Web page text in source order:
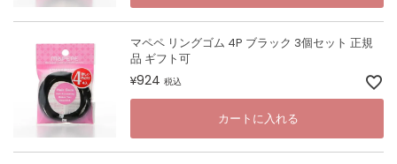
マペペ リングゴム 4P ブラック 3個セット 正規
品 ギフト可
¥924 税込
カートに入れる